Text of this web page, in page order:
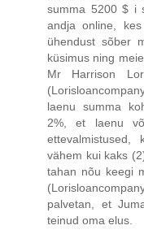
summa 5200 $ i
andja online,
ühendust sõber
küsimus ning
Mr Harrison
laenu summa
2%, et laenu
vähem kui kaks
tahan nõu keegi
palvetan, et
teinud oma elus.